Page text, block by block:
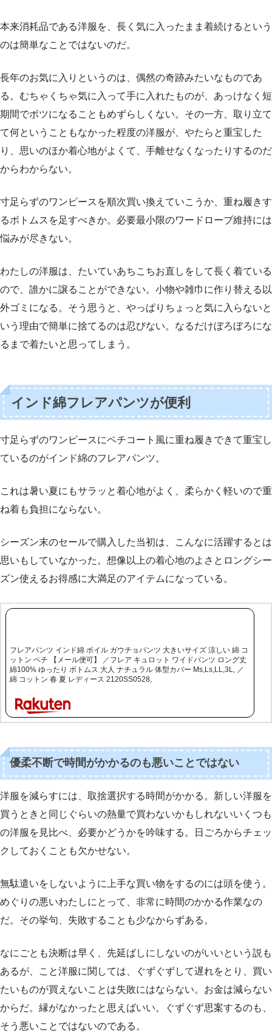
本来消耗品である洋服を、長く気に入ったまま着続けるという
のは簡単なことではないのだ。
長年のお気に入りというのは、偶然の奇跡みたいなものであ
る。むちゃくちゃ気に入って手に入れたものが、あっけなく短
期間でボツになることもめずらしくない。その一方、取り立て
て何ということもなかった程度の洋服が、やたらと重宝した
り、思いのほか着心地がよくて、手離せなくなったりするのだ
からわからない。
寸足らずのワンピースを順次買い換えていこうか、重ね履きす
るボトムスを足すべきか。必要最小限のワードローブ維持には
悩みが尽きない。
わたしの洋服は、たいていあちこちお直しをして長く着ている
ので、誰かに譲ることができない。小物や雑巾に作り替える以
外ゴミになる。そう思うと、やっぱりちょっと気に入らないと
いう理由で簡単に捨てるのは忍びない。なるだけぼろぼろにな
るまで着たいと思ってしまう。
インド綿フレアパンツが便利
寸足らずのワンピースにペチコート風に重ね履きできて重宝し
ているのがインド綿のフレアパンツ。
これは暑い夏にもサラッと着心地がよく、柔らかく軽いので重
ね着も負担にならない。
シーズン末のセールで購入した当初は、こんなに活躍するとは
思いもしていなかった。想像以上の着心地のよさとロングシー
ズン使えるお得感に大満足のアイテムになっている。
フレアパンツ インド綿 ボイル ガウチョパンツ 大きいサイズ 涼しい 綿 コ
ットン ペチ 【メール便可】 ／フレア キュロット ワイドパンツ ロング丈
綿100% ゆったり ボトムス 大人 ナチュラル 体型カバー Ms,Ls,LL,3L, ／
綿 コットン 春 夏 レディース 2120SS0528,
優柔不断で時間がかかるのも悪いことではない
洋服を減らすには、取捨選択する時間がかかる。新しい洋服を
買うときと同じぐらいの熱量で買わないかもしれないいくつも
の洋服を見比べ、必要かどうかを吟味する。日ごろからチェッ
クしておくことも欠かせない。
無駄遣いをしないように上手な買い物をするのには頭を使う。
めぐりの悪いわたしにとって、非常に時間のかかる作業なの
だ。その挙句、失敗することも少なからずある。
なにごとも決断は早く、先延ばしにしないのがいいという説も
あるが、こと洋服に関しては、ぐずぐずして遅れをとり、買い
たいものが買えないことは失敗にはならない。お金は減らない
からだ。縁がなかったと思えばいい。ぐずぐず思案するのも、
そう悪いことではないのである。